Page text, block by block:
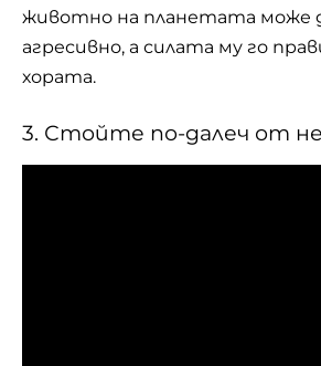
животно на планетата може
агресивно, а силата му го
хората.
3. Стойте по-далеч от